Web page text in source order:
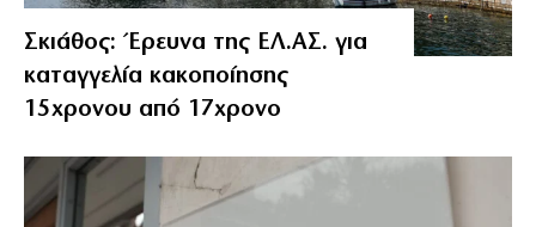
Σκιάθος: Έρευνα της ΕΛ.ΑΣ. για
καταγγελία κακοποίησης
15χρονου από 17χρονο